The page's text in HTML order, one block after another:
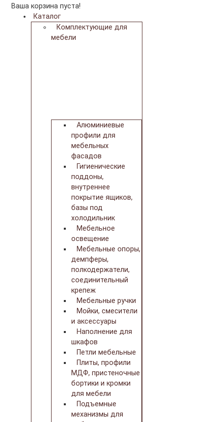
Ваша корзина пуста!
Каталог
Комплектующие для
мебели
Алюминиевые
профили для
мебельных
фасадов
Гигиенические
поддоны,
внутреннее
покрытие ящиков,
базы под
холодильник
Мебельное
освещение
Мебельные опоры,
демпферы,
полкодержатели,
соединительный
крепеж
Мебельные ручки
Мойки, смесители
и аксессуары
Наполнение для
шкафов
Петли мебельные
Плиты, профили
МДФ, пристеночные
бортики и кромки
для мебели
Подъемные
механизмы для